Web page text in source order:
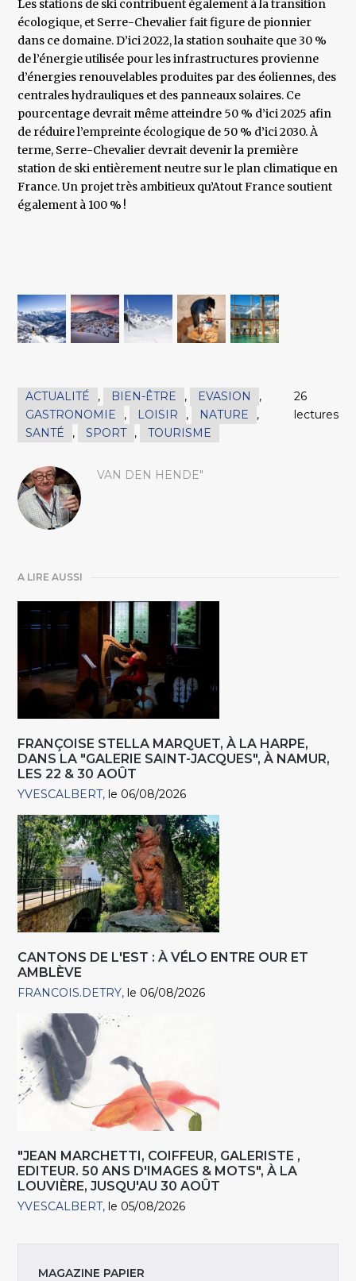
Les stations de ski contribuent également à la transition
écologique, et Serre-Chevalier fait figure de pionnier
dans ce domaine. D’ici 2022, la station souhaite que 30 %
de l’énergie utilisée pour les infrastructures provienne
d’énergies renouvelables produites par des éoliennes, des
centrales hydrauliques et des panneaux solaires. Ce
pourcentage devrait même atteindre 50 % d’ici 2025 afin
de réduire l’empreinte écologique de 50 % d’ici 2030. À
terme, Serre-Chevalier devrait devenir la première
station de ski entièrement neutre sur le plan climatique en
France. Un projet très ambitieux qu’Atout France soutient
également à 100 % !
ACTUALITÉ , BIEN-ÊTRE , EVASION
,
GASTRONOMIE
, LOISIR , NATURE
,
SANTÉ
, SPORT , TOURISME
26
lectures
VAN DEN HENDE"
A LIRE AUSSI
FRANÇOISE STELLA MARQUET, À LA HARPE,
DANS LA "GALERIE SAINT-JACQUES", À NAMUR,
LES 22 & 30 AOÛT
YVESCALBERT le 06/08/2026
CANTONS DE L'EST : À VÉLO ENTRE OUR ET
AMBLÈVE
FRANCOIS.DETRY le 06/08/2026
"JEAN MARCHETTI, COIFFEUR, GALERISTE ,
EDITEUR. 50 ANS D'IMAGES & MOTS", À LA
LOUVIÈRE, JUSQU'AU 30 AOÛT
YVESCALBERT le 05/08/2026
MAGAZINE PAPIER